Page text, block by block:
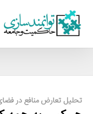
تحلیل تعارض منافع در